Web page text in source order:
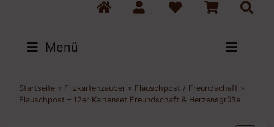
Menü
Startseite » Filzkartenzauber » Flauschpost / Freundschaft »
Flauschpost – 12er Kartenset Freundschaft & Herzensgrüße